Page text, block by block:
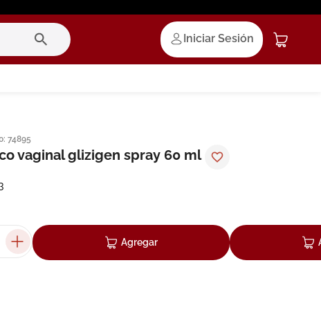
Iniciar Sesión
: 74895
vaginal glizigen spray 60 ml
Agregar